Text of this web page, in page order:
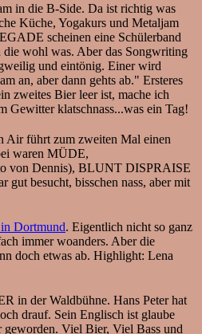
in die B-Side. Da ist richtig was
Küche, Yogakurs und Metaljam
scheinen eine Schülerband
die wohl was. Aber das Songwriting
und eintönig. Einer wird
an, aber dann gehts ab." Ersteres
zweites Bier leer ist, mache ich
Gewitter klatschnass...was ein Tag!
Air führt zum zweiten Mal einen
waren MÜDE,
von Dennis), BLUNT DISPRAISE
besucht, bisschen nass, aber mit
Dortmund. Eigentlich nicht so ganz
immer woanders. Aber die
doch etwas ab. Highlight: Lena
in der Waldbühne. Hans Peter hat
drauf. Sein Englisch ist glaube
geworden. Viel Bier, Viel Bass und